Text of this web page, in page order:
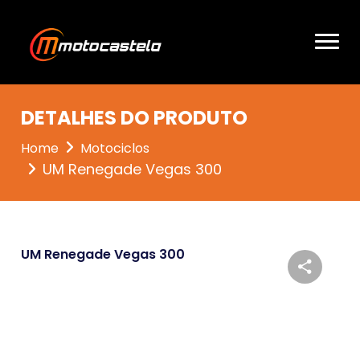
DETALHES DO PRODUTO
Home Motociclos
UM Renegade Vegas 300
UM Renegade Vegas 300